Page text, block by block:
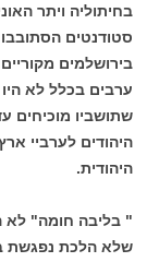
בחיתוליה ויתר
סטודנטים הסתובבו
בירושלמים
ערבים בכלל לא
שתושביו מוכיחים
היהודים לערביי
היהודית.
" בליבה חומה" לא
שלא הלכת נפגשת